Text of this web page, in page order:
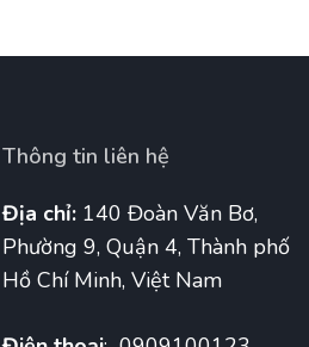
Thông tin liên hệ
Địa chỉ: 140 Đoàn Văn Bơ,
Phường 9, Quận 4, Thành phố
Hồ Chí Minh, Việt Nam